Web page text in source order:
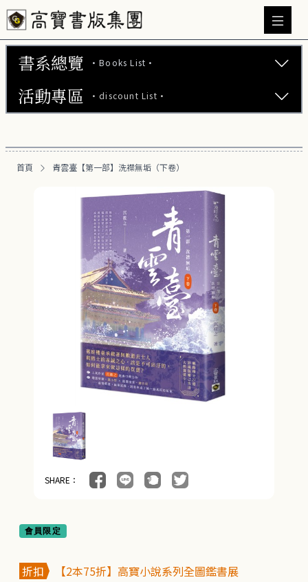
書系總覽 ·Books List·
文學小說 (737)
醫療保健 (55)
親子教養 (13)
人文史哲 (73)
活動專區 ·discount List·
【2本7折】高寶小說系列全圖鑑書展
【2套7折】高寶小說系列全圖鑑書展
【66折】高寶小說系列全圖鑑書展
首頁 青雲臺【第一部】洗襟無垢（下卷）
SHARE：
會員限定
折扣 【2本75折】高寶小說系列全圖鑑書展